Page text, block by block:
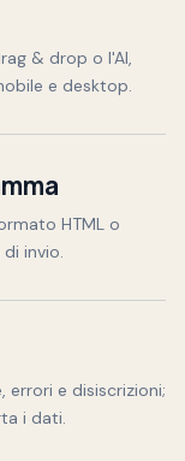
& drop o l'AI,
e desktop.
HTML o
invio.
errori e disiscrizioni;
i dati.